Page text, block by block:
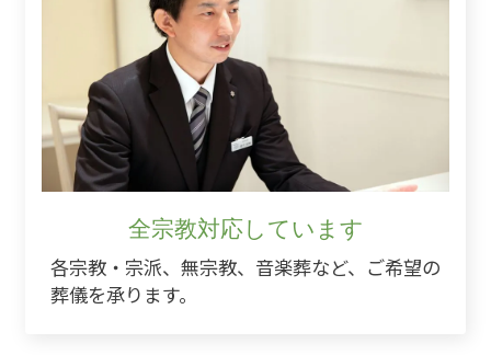
全宗教対応しています
各宗教・宗派、無宗教、音楽葬など、ご希望の
葬儀を承ります。